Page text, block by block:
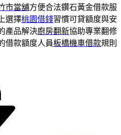
市當舖方便合法鑽石黃金借款服
選擇桃園借錢習慣可貸額度與安
產品解決廚房翻新協助專業翻修
借款額度人員板橋機車借款規則